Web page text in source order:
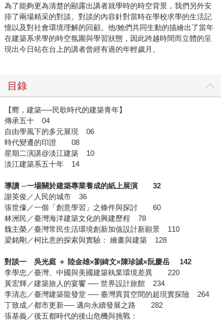
為了能夠更為清楚的顯露出講者就學時的時空背景，我們另外安
排了兩場精采的對談。對談的內容針對當時在學校求學的生活記
憶以及對社會環境理解的回顧。他/她們共同生動的描繪出了當年
在建築系求學的時空氛圍與學習狀態，因此跨越時間而立體的呈
現出今日站在台上的講者曾經有過的年輕歲月。
目錄
【嚮，建築──民歌時代的建築青年】
傳承五十 04
自由學風下的多元展現 06
時代變遷的印證 08
星期二演講@淡江建築 10
淡江建築系五十年 14
導讀 ─一場關於建築專業養成的紙上展演 32
謝英俊／人民的城市 36
張世儫／一個「創意學習」之條件與探討 60
林洲民／臺灣海洋建築文化的興建歷程 78
魏主榮／臺灣常民生活環境創新加值設計新願景 110
梁銘剛／柯比意的探索與實驗： 繪畫與建築 128
對談一 吳光庭 ＋ 陸金雄×劉綺文×陳珍誠×阮慶岳 142
李學忠／臺灣、中國與美國建築執業環境差異 220
黃宏輝／建築旅人的宴饗 ── 世界設計旅館 234
李清志／臺灣建築龍發堂 ── 臺灣異質空間的超現實探險 264
丁致成／都市更新── 邁向永續發展之路 282
張基義／後五都時代的後山危機與挑戰：